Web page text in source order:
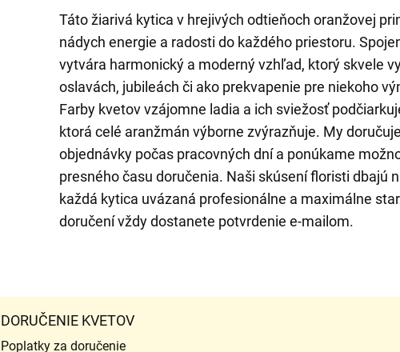
Táto žiarivá kytica v hrejivých odtieňoch oranžovej
nádych energie a radosti do každého priestoru.
vytvára harmonický a moderný vzhľad, ktorý skvele
oslavách, jubileách či ako prekvapenie pre niekoho
Farby kvetov vzájomne ladia a ich sviežosť
ktorá celé aranžmán výborne zvýrazňuje. My
objednávky počas pracovných dní a ponúkame
presného času doručenia. Naši skúsení floristi dbajú
každá kytica uvázaná profesionálne a maximálne
doručení vždy dostanete potvrdenie e-mailom.
DORUČENIE KVETOV
Poplatky za doručenie